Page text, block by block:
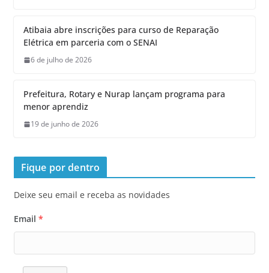
Atibaia abre inscrições para curso de Reparação
Elétrica em parceria com o SENAI
6 de julho de 2026
Prefeitura, Rotary e Nurap lançam programa para
menor aprendiz
19 de junho de 2026
Fique por dentro
Deixe seu email e receba as novidades
Email *